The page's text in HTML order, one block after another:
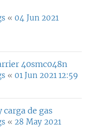
« 04 Jun 2021
40smc048n
« 01 Jun 2021 12:59
carga de gas
« 28 May 2021